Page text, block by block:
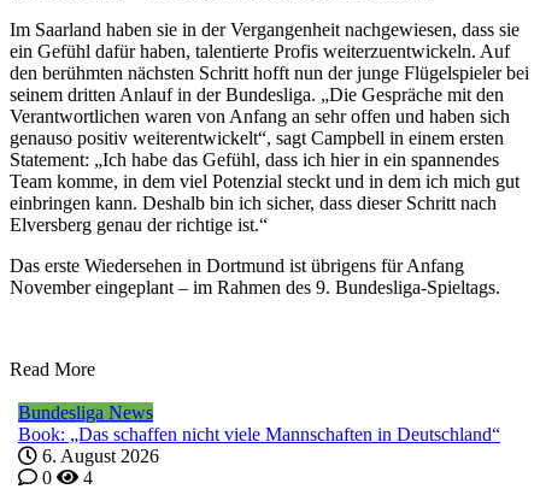
Im Saarland haben sie in der Vergangenheit nachgewiesen, dass sie
ein Gefühl dafür haben, talentierte Profis weiterzuentwickeln. Auf
den berühmten nächsten Schritt hofft nun der junge Flügelspieler bei
seinem dritten Anlauf in der Bundesliga. „Die Gespräche mit den
Verantwortlichen waren von Anfang an sehr offen und haben sich
genauso positiv weiterentwickelt“, sagt Campbell in einem ersten
Statement: „Ich habe das Gefühl, dass ich hier in ein spannendes
Team komme, in dem viel Potenzial steckt und in dem ich mich gut
einbringen kann. Deshalb bin ich sicher, dass dieser Schritt nach
Elversberg genau der richtige ist.“
Das erste Wiedersehen in Dortmund ist übrigens für Anfang
November eingeplant – im Rahmen des 9. Bundesliga-Spieltags.
Read More
Bundesliga News
Book: „Das schaffen nicht viele Mannschaften in Deutschland“
6. August 2026
0
4